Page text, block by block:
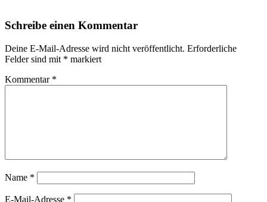
Schreibe einen Kommentar
Deine E-Mail-Adresse wird nicht veröffentlicht. Erforderliche
Felder sind mit * markiert
Kommentar *
Name *
E-Mail-Adresse *